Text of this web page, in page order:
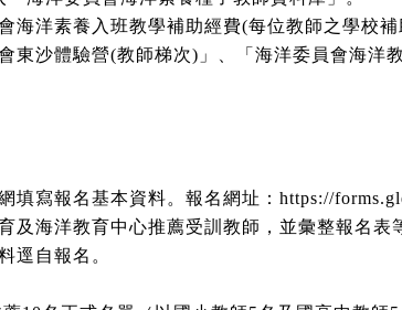
海洋素養入班教學補助經費(每位教師之學校
東沙體驗營(教師梯次)」、「海洋委員會海洋
填寫報名基本資料。報名網址：https://
及海洋教育中心推薦受訓教師，並彙整報名表
逕自報名。